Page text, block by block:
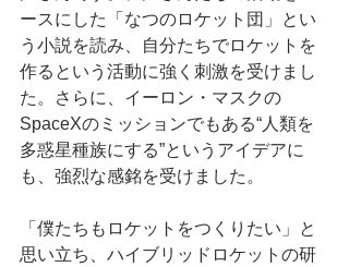
ースにした「なつのロケット団」とい
う小説を読み、自分たちでロケットを
作るという活動に強く刺激を受けまし
た。さらに、イーロン・マスクの
SpaceXのミッションでもある“人類を
多惑星種族にする”というアイデアに
も、強烈な感銘を受けました。
「僕たちもロケットをつくりたい」と
思い立ち、ハイブリッドロケットの研